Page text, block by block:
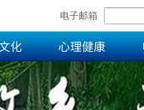
化 心理健康
电子邮箱